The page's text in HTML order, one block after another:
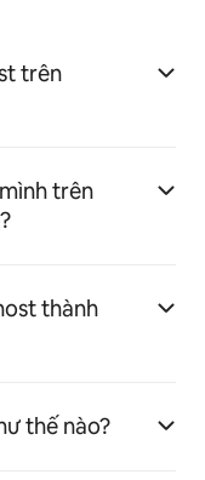
trên
trên
thành
thế nào?